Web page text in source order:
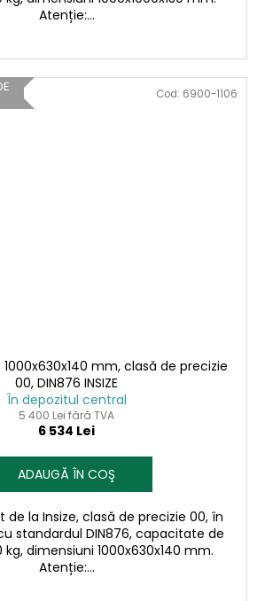
Atenție:...
mm, clasă de precizie
00, DIN876 INSIZE
În depozitul central
5 400 Lei fără TVA
6 534 Lei
ADAUGĂ ÎN COŞ
de la Insize, clasă de precizie 00, în
standardul DIN876, capacitate de
dimensiuni 1000x630x140 mm.
Atenție:...
Cod: 6900-1106